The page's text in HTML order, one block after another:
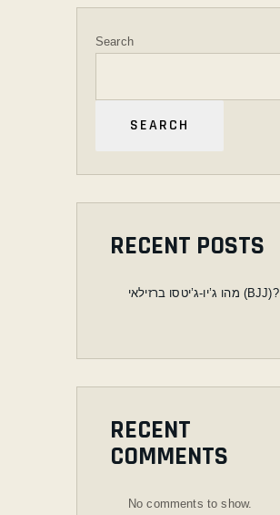
Search
SEARCH
RECENT POSTS
מהו ג’יו-ג’יטסו ברזילאי (BJJ)?
RECENT
COMMENTS
No comments to show.